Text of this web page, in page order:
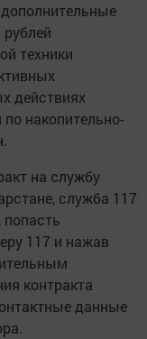
техники
действиях
накопительно-
на службу
служба 117
117 и нажав
контракта
данные